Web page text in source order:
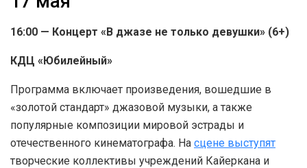
16:00 — Концерт «В джазе не только девушки» (6+)
КДЦ «Юбилейный»
Программа включает произведения, вошедшие в
«золотой стандарт» джазовой музыки, а также
популярные композиции мировой эстрады и
отечественного кинематографа. На сцене выступят
творческие коллективы учреждений Кайеркана и